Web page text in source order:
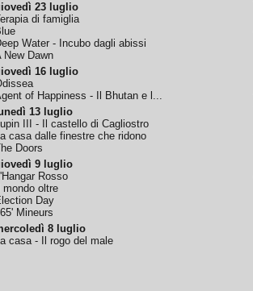
23 luglio
di famiglia
Water - Incubo dagli abissi
New Dawn
16 luglio
of Happiness - Il Bhutan e l...
13 luglio
III - Il castello di Cagliostro
casa dalle finestre che ridono
Doors
9 luglio
Rosso
Il mondo oltre
Day
Mineurs
8 luglio
casa - Il rogo del male